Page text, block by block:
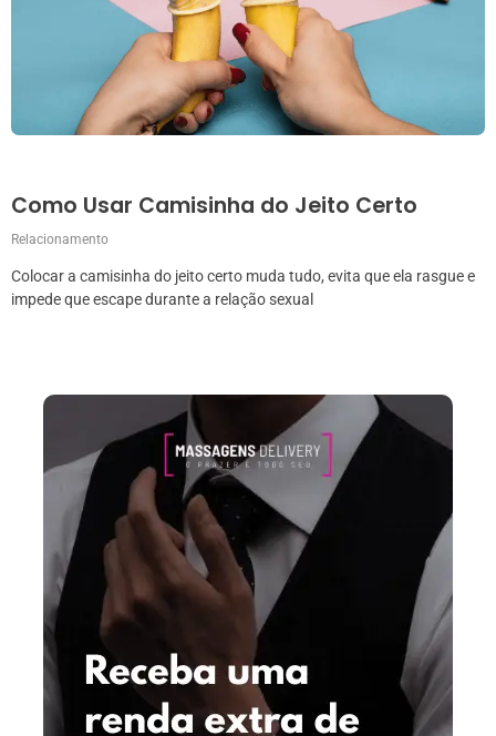
Como Usar Camisinha do Jeito Certo
Relacionamento
Colocar a camisinha do jeito certo muda tudo, evita que ela rasgue e
impede que escape durante a relação sexual